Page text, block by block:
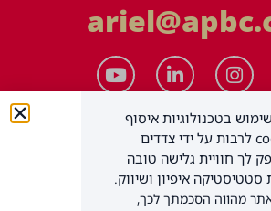
בטכנולוגיות איסוף
מידע כגון cookies לרבות על ידי צדדים
לך חוויית גלישה טובה
סטטיסטיקה איפיון ושיווק.
מהווה הסכמתך לכך,